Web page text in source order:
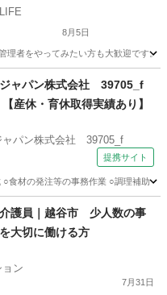
8月5日
理者をやってみたい方も大歓迎です
ージャー 業務
ジャパン株式会社 39705_f
産休・育休取得実績あり】
ャパン株式会社 39705_f
提携サイト
食材の発注等の事務作業 ○調理補助
介護員｜越谷市 少人数の事
大切に働ける方
ン
7月31日